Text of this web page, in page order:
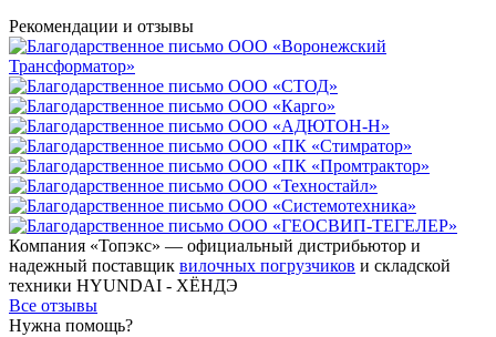
Рекомендации и отзывы
Компания «Топэкс» — официальный дистрибьютор и
надежный поставщик вилочных погрузчиков и складской
техники HYUNDAI - ХЁНДЭ
Все отзывы
Нужна помощь?